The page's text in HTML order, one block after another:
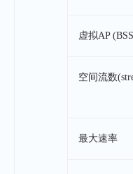
虚拟AP
空间流数
最大速率